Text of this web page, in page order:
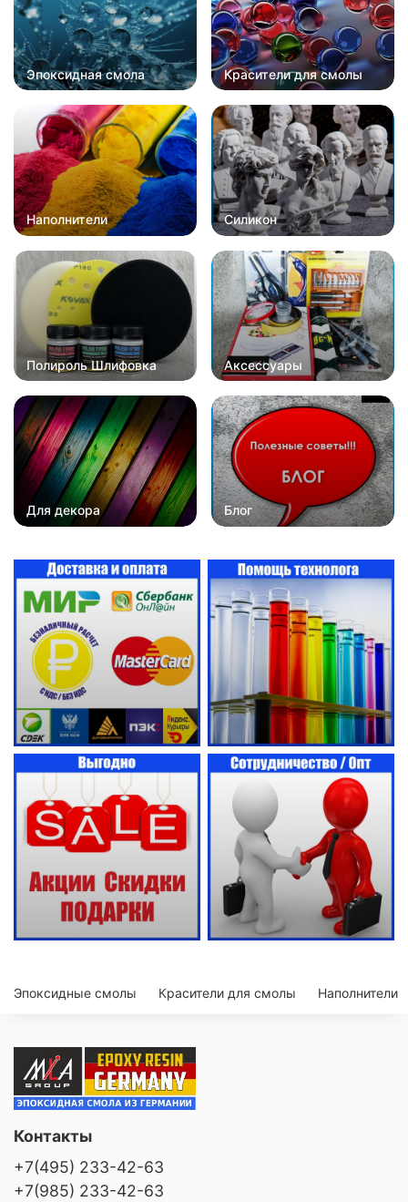
Эпоксидная смола Красители для смолы
Наполнители Силикон
Полироль Шлифовка Аксессуары
Для декора Блог
Эпоксидные смолы Красители для смолы Наполнители
Контакты
+7(495) 233-42-63
+7(985) 233-42-63